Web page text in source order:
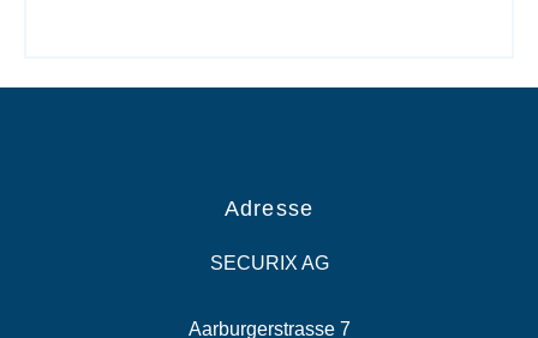
Adresse
SECURIX AG
Aarburgerstrasse 7